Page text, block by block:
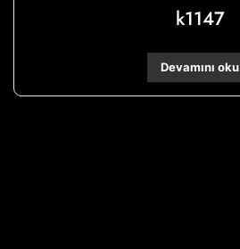
k1147
Devamını oku